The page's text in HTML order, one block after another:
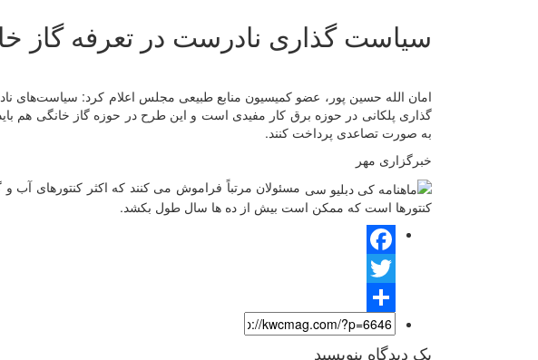
سیاست گذاری نادرست در تعرفه گاز
امان الله حسین پور، عضو کمیسیون منابع طبیعی مجلس اعلام کرد: سیاست‌های
گذاری پلکانی در حوزه برق کار مفیدی است و این طرح در حوزه گاز خانگی هم
به صورت تصاعدی پرداخت کنند.
خبرگزاری مهر
مسئولان مرتباً فراموش می کنند که اکثر کنتورهای
کنتورها است که ممکن است بیش از ده ها سال طول بکشد.
Facebook
Twitter
Share
یک دیدگاه بنویسید